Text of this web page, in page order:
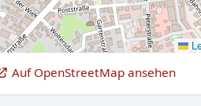
Auf OpenStreetMap ansehen